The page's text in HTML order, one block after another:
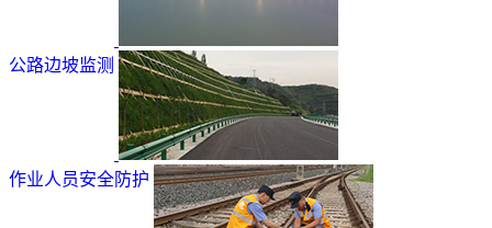
公路边坡监测
作业人员安全防护